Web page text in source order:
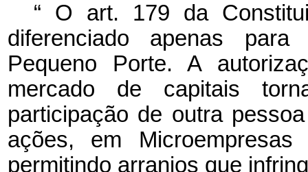
“ O art. 179 da
diferenciado apenas
Pequeno Porte. A
mercado de capitais
participação de outra
ações, em
permitindo arranjos que